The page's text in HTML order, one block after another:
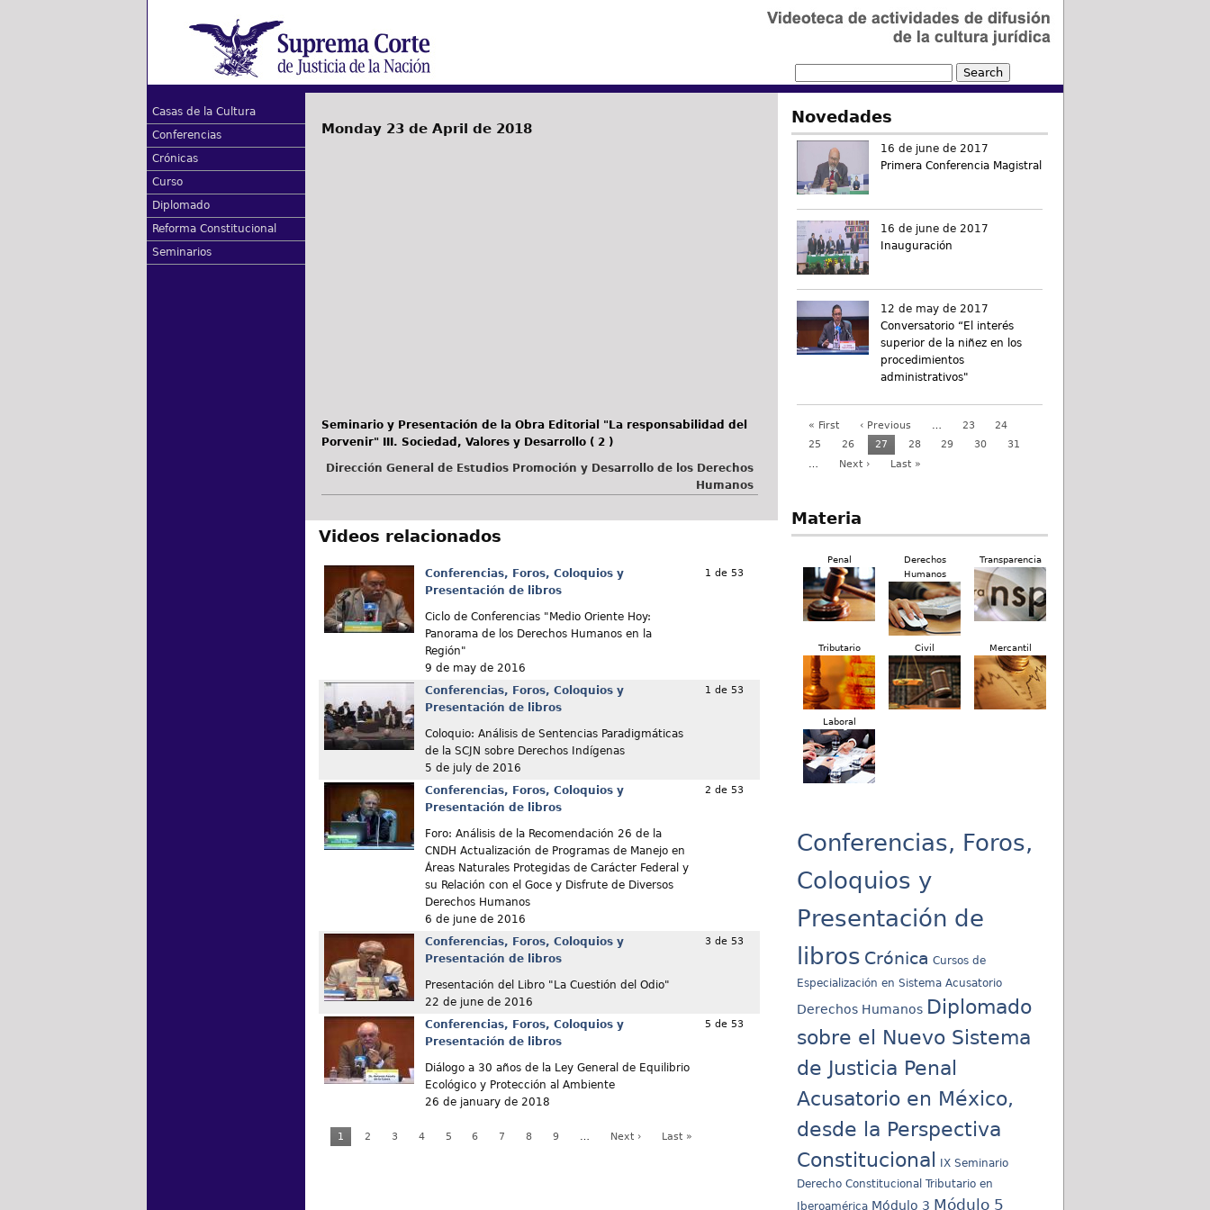
Casas de la Cultura
Conferencias
Crónicas
Curso
Diplomado
Reforma Constitucional
Seminarios
Monday 23 de April de 2018
Seminario y Presentación de la Obra Editorial "La responsabilidad del
Porvenir" III. Sociedad, Valores y Desarrollo ( 2 )
Dirección General de Estudios Promoción y Desarrollo de los Derechos
Humanos
Videos relacionados
Conferencias, Foros, Coloquios y
Presentación de libros
Ciclo de Conferencias "Medio Oriente Hoy:
Panorama de los Derechos Humanos en la
Región"
9 de may de 2016
1 de 53
Conferencias, Foros, Coloquios y
Presentación de libros
Coloquio: Análisis de Sentencias Paradigmáticas
de la SCJN sobre Derechos Indígenas
5 de july de 2016
1 de 53
Conferencias, Foros, Coloquios y
Presentación de libros
Foro: Análisis de la Recomendación 26 de la
CNDH Actualización de Programas de Manejo en
Áreas Naturales Protegidas de Carácter Federal y
su Relación con el Goce y Disfrute de Diversos
Derechos Humanos
6 de june de 2016
2 de 53
Conferencias, Foros, Coloquios y
Presentación de libros
Presentación del Libro "La Cuestión del Odio"
22 de june de 2016
3 de 53
Conferencias, Foros, Coloquios y
Presentación de libros
Diálogo a 30 años de la Ley General de Equilibrio
Ecológico y Protección al Ambiente
26 de january de 2018
5 de 53
1 2 3 4 5 6 7 8 9 … Next › Last »
Novedades
16 de june de 2017
Primera Conferencia Magistral
16 de june de 2017
Inauguración
12 de may de 2017
Conversatorio “El interés
superior de la niñez en los
procedimientos
administrativos"
« First ‹ Previous … 23
24
25
26 27 28 29 30
31
…
Next › Last »
Materia
Penal
Derechos
Humanos
Transparencia
Tributario Civil Mercantil
Laboral
Conferencias, Foros,
Coloquios y
Presentación de
libros Crónica Cursos de
Especialización en Sistema Acusatorio
Derechos Humanos Diplomado
sobre el Nuevo Sistema
de Justicia Penal
Acusatorio en México,
desde la Perspectiva
Constitucional
IX Seminario
Derecho Constitucional Tributario en
Iberoamérica Módulo 3 Módulo 5